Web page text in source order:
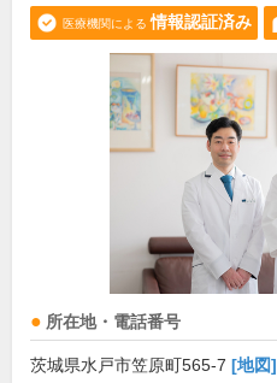
医療機関による 情報認証済み
所在地・電話番号
茨城県水戸市笠原町565-7 [地図]